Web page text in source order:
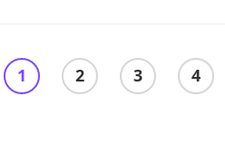
1 2 3 4